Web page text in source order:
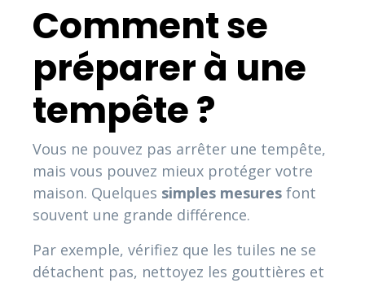
Comment se
préparer à une
tempête ?
Vous ne pouvez pas arrêter une tempête,
mais vous pouvez mieux protéger votre
maison. Quelques simples mesures font
souvent une grande différence.
Par exemple, vérifiez que les tuiles ne se
détachent pas, nettoyez les gouttières et